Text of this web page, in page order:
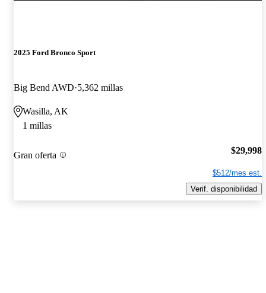
2025 Ford Bronco Sport
Big Bend AWD 5,362 millas
Wasilla, AK
1 millas
Gran oferta $29,998
$512/mes est.
Verif. disponibilidad